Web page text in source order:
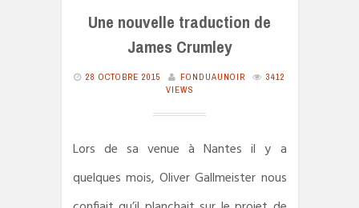
Une nouvelle traduction de
James Crumley
28 OCTOBRE 2015 FONDUAUNOIR
3412
VIEWS
Lors de sa venue à Nantes il y a
quelques mois, Oliver Gallmeister nous